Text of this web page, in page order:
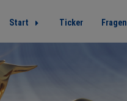
Start Ticker Fragen